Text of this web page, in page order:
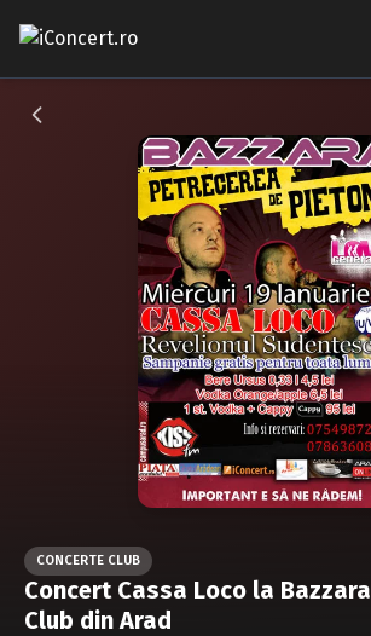
CONCERTE
Caută în site...
CONCERTE CLUB
Concert Cassa Loco la Bazzara
Club din Arad